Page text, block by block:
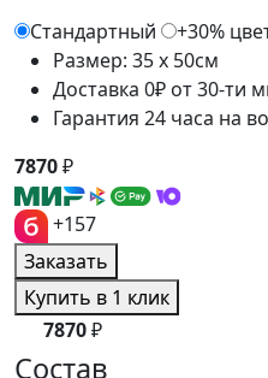
Стандартный
+30%
Размер: 35 x 50см
Доставка 0₽ от 30-ти
Гарантия 24 часа на
7870₽
+157
Заказать
Купить в 1 клик
7870₽
Состав